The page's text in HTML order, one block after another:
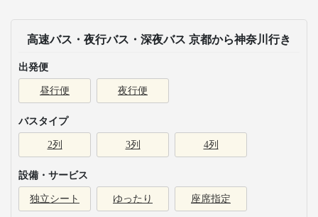
高速バス・夜行バス・深夜バス 京都から神奈川行き
出発便
昼行便 夜行便
バスタイプ
2列 3列 4列
設備・サービス
独立シート ゆったり 座席指定